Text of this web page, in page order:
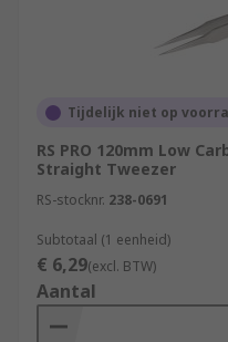
Tijdelijk niet op
RS PRO 120mm Low
Straight Tweezer
RS-stocknr. 238-0691
Subtotaal (1 eenheid)
€ 6,29(excl. BTW)
Aantal